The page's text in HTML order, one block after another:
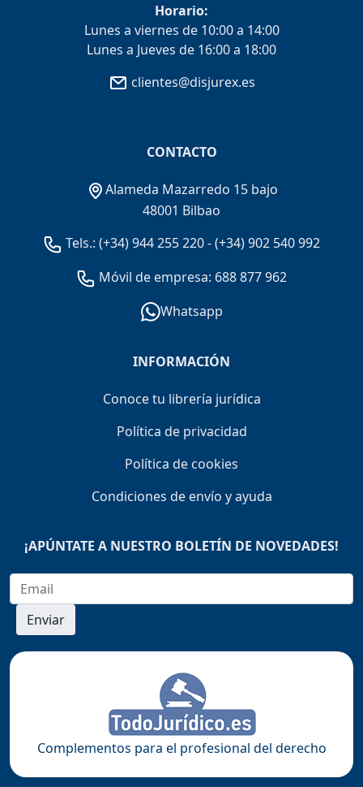
Horario:
Lunes a viernes de 10:00 a 14:00
Lunes a Jueves de 16:00 a 18:00
clientes@disjurex.es
CONTACTO
Alameda Mazarredo 15 bajo
48001 Bilbao
Tels.: (+34) 944 255 220-(+34) 902 540 992
Móvil de empresa: 688 877 962
Whatsapp
INFORMACIÓN
Conoce tu librería jurídica
Política de privacidad
Política de cookies
Condiciones de envío y ayuda
¡APÚNTATE A NUESTRO BOLETÍN DE NOVEDADES!
Enviar
Complementos para el profesional del derecho